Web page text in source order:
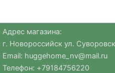
Адрес магазина:
г. Новороссийск ул.
Email: huggehome_nv@mail.ru
Телефон: +79184756220